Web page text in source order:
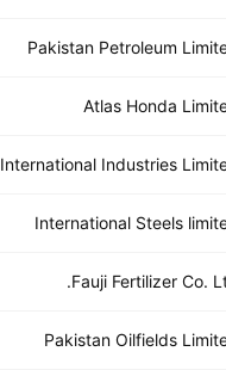
Pakistan Petroleum
Atlas Honda
International Industries
International Steels
Fauji Fertilizer Co.
Pakistan Oilfields